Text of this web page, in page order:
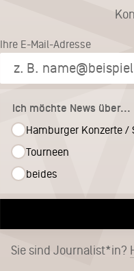
Ihre E-Mail-Adresse
Ich möchte News über...
Hamburger Konzerte /
Tourneen
beides
Sie sind Journalist*in?